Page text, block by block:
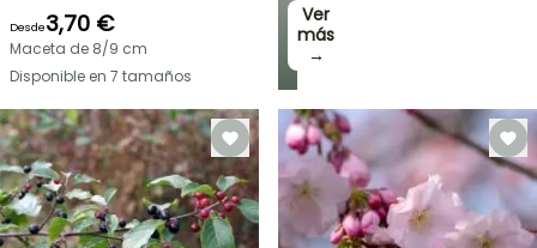
OFERTA
RELÁMPAGO
¡HASTA
UN
30
Ver
más
→
Desde3,70 €
Maceta de 8/9 cm
Disponible en 7 tamaños